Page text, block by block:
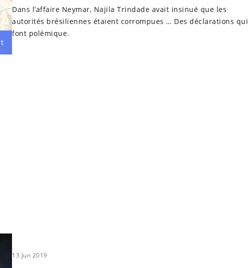
Dans l’affaire Neymar, Najila Trindade avait insinué que les
autorités brésiliennes étaient corrompues … Des déclarations qui
font polémique.
13 Jun 2019